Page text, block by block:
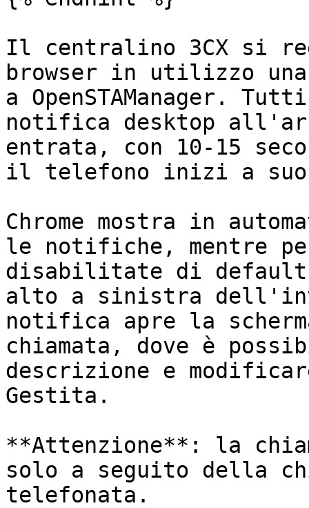
Il centralino 3CX si
browser in utilizzo
a OpenSTAManager.
notifica desktop
entrata, con 10-15
il telefono inizi a
Chrome mostra in
le notifiche, mentre
disabilitate di default
alto a sinistra
notifica apre la
chiamata, dove è
descrizione e
Gestita.
**Attenzione**: la
solo a seguito della
telefonata.